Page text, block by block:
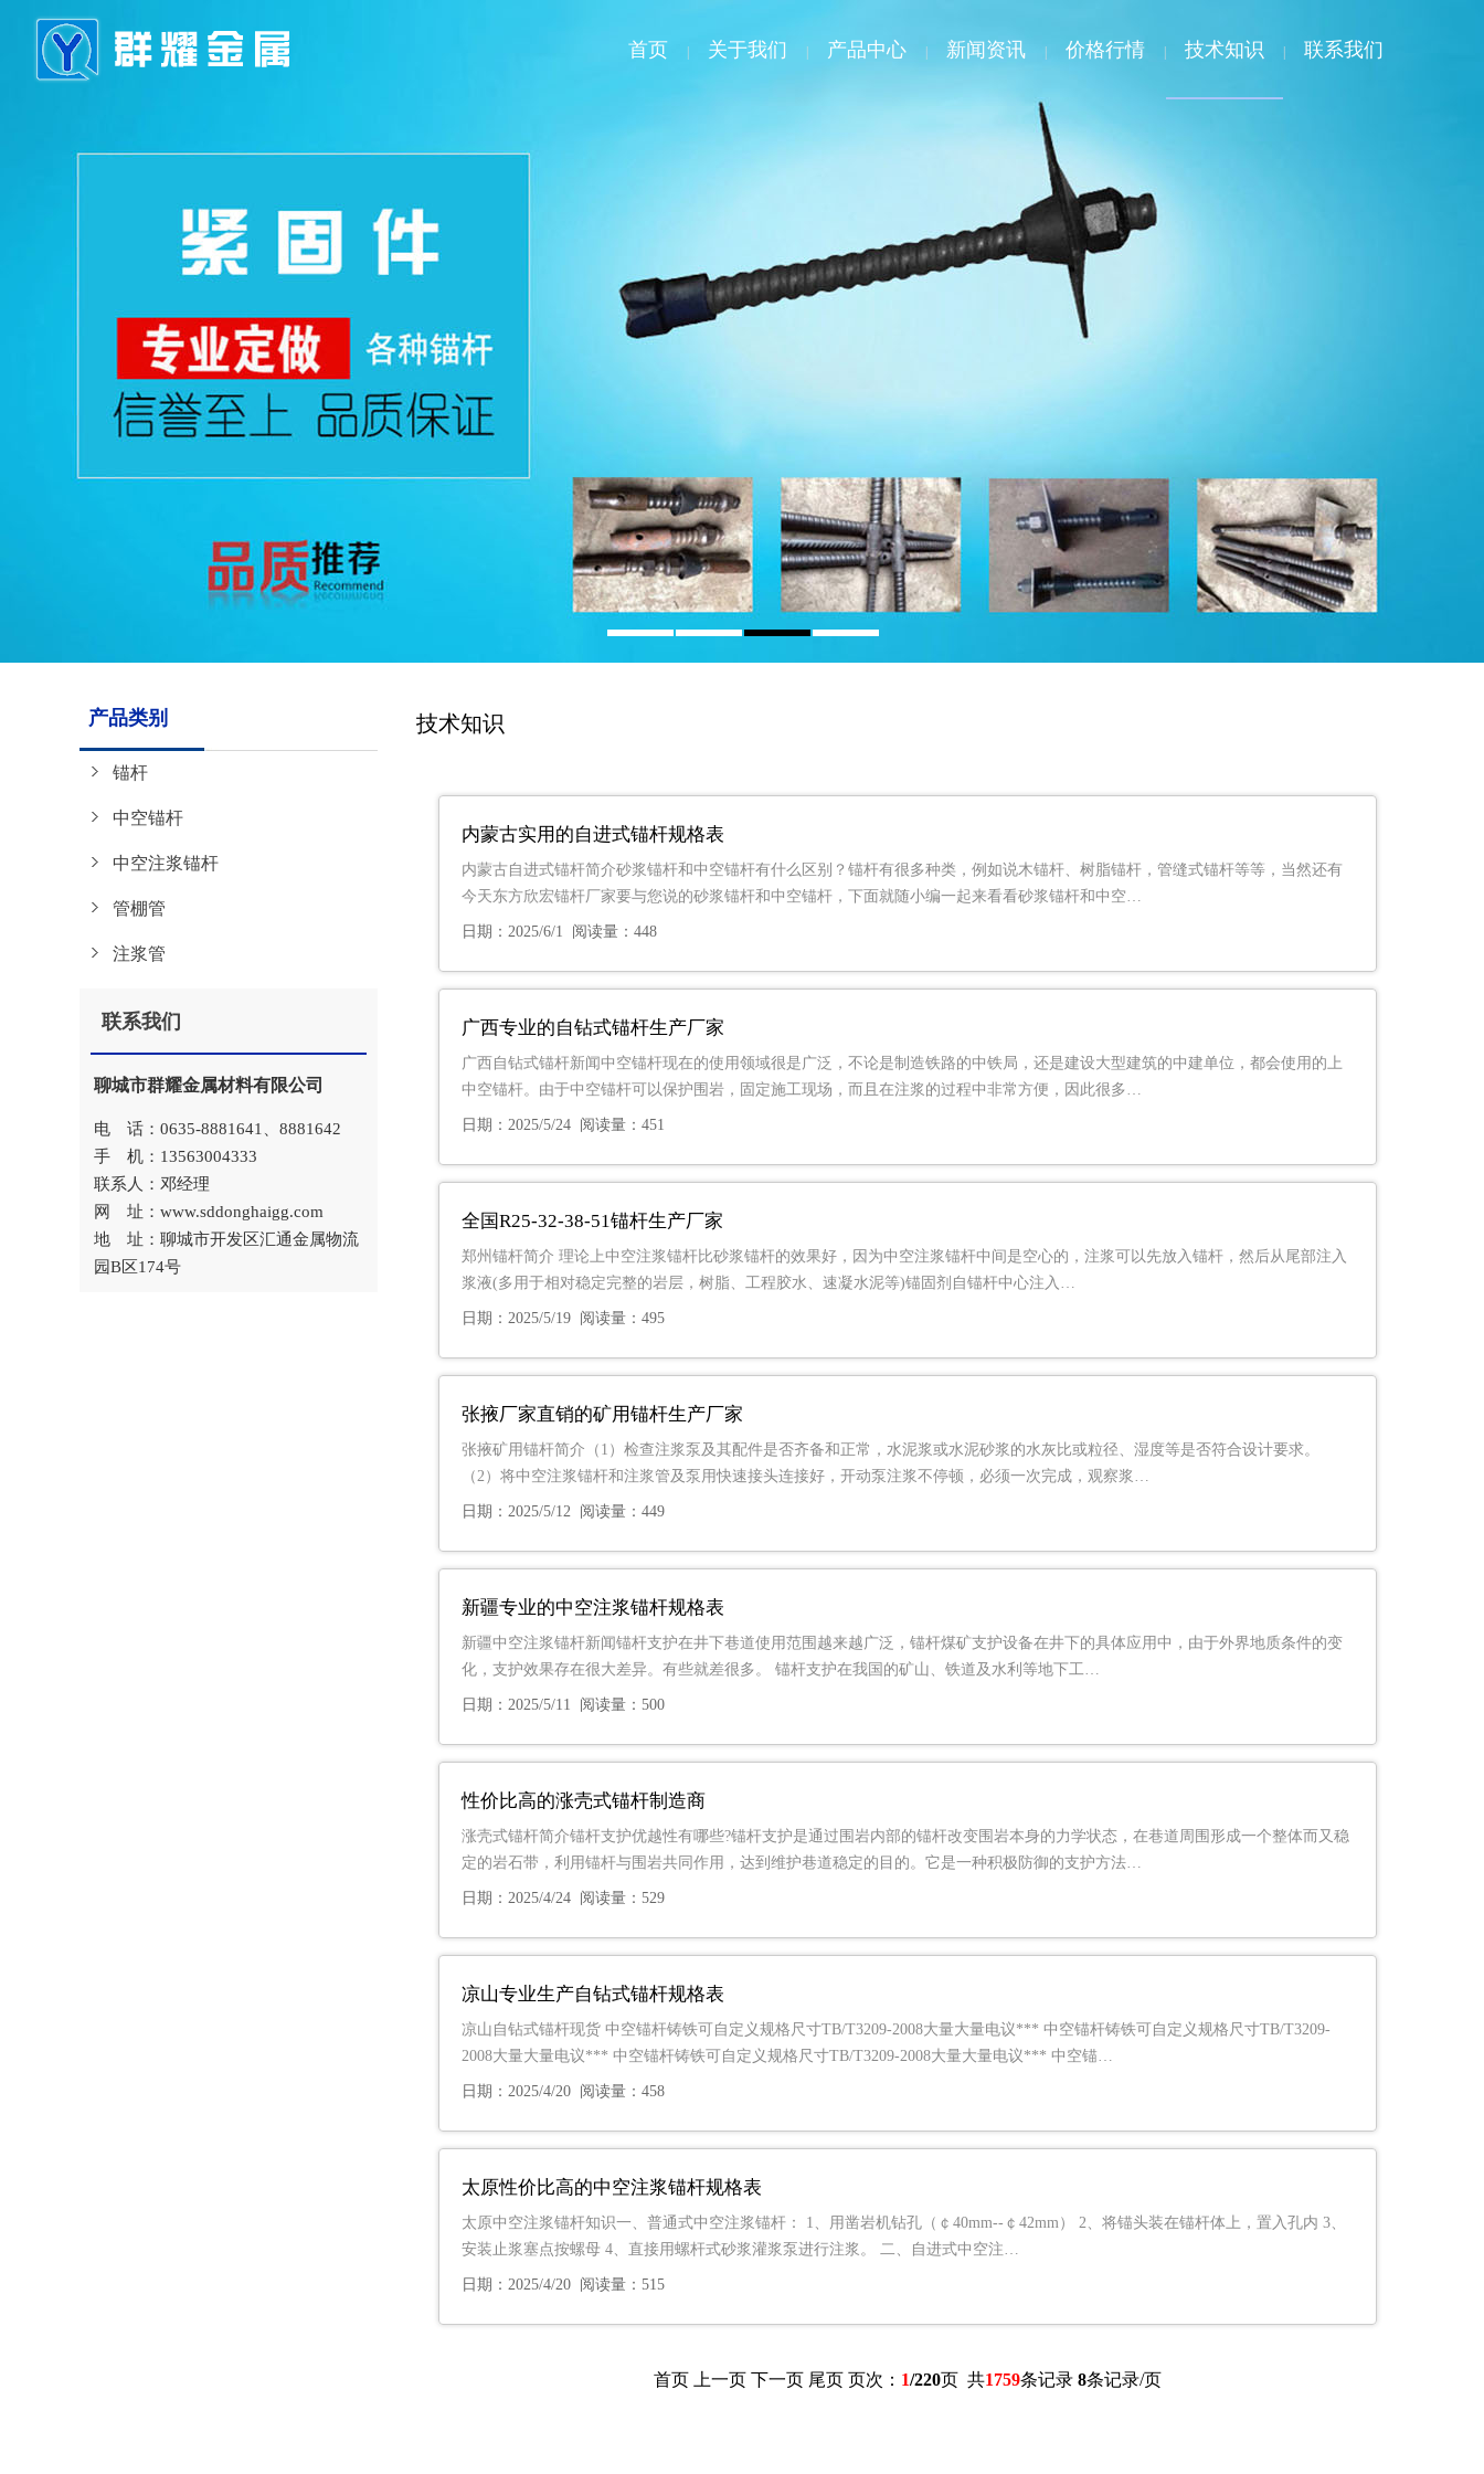
首页 关于我们 产品中心 新闻资讯 价格行情 技术知识 联系我们
产品类别
锚杆
中空锚杆
中空注浆锚杆
管棚管
注浆管
联系我们
聊城市群耀金属材料有限公司
电 话：0635-8881641、8881642
手 机：13563004333
联系人：邓经理
网 址：www.sddonghaigg.com
地 址：聊城市开发区汇通金属物流
园B区174号
技术知识
内蒙古实用的自进式锚杆规格表
内蒙古自进式锚杆简介砂浆锚杆和中空锚杆有什么区别？锚杆有很多种类，例如说木锚杆、树脂锚杆，管缝式锚杆等等，当然还有
今天东方欣宏锚杆厂家要与您说的砂浆锚杆和中空锚杆，下面就随小编一起来看看砂浆锚杆和中空…
日期：2025/6/1 阅读量：448
广西专业的自钻式锚杆生产厂家
广西自钻式锚杆新闻中空锚杆现在的使用领域很是广泛，不论是制造铁路的中铁局，还是建设大型建筑的中建单位，都会使用的上
中空锚杆。由于中空锚杆可以保护围岩，固定施工现场，而且在注浆的过程中非常方便，因此很多…
日期：2025/5/24 阅读量：451
全国R25-32-38-51锚杆生产厂家
郑州锚杆简介 理论上中空注浆锚杆比砂浆锚杆的效果好，因为中空注浆锚杆中间是空心的，注浆可以先放入锚杆，然后从尾部注入
浆液(多用于相对稳定完整的岩层，树脂、工程胶水、速凝水泥等)锚固剂自锚杆中心注入…
日期：2025/5/19 阅读量：495
张掖厂家直销的矿用锚杆生产厂家
张掖矿用锚杆简介（1）检查注浆泵及其配件是否齐备和正常，水泥浆或水泥砂浆的水灰比或粒径、湿度等是否符合设计要求。
（2）将中空注浆锚杆和注浆管及泵用快速接头连接好，开动泵注浆不停顿，必须一次完成，观察浆…
日期：2025/5/12 阅读量：449
新疆专业的中空注浆锚杆规格表
新疆中空注浆锚杆新闻锚杆支护在井下巷道使用范围越来越广泛，锚杆煤矿支护设备在井下的具体应用中，由于外界地质条件的变
化，支护效果存在很大差异。有些就差很多。 锚杆支护在我国的矿山、铁道及水利等地下工…
日期：2025/5/11 阅读量：500
性价比高的涨壳式锚杆制造商
涨壳式锚杆简介锚杆支护优越性有哪些?锚杆支护是通过围岩内部的锚杆改变围岩本身的力学状态，在巷道周围形成一个整体而又稳
定的岩石带，利用锚杆与围岩共同作用，达到维护巷道稳定的目的。它是一种积极防御的支护方法…
日期：2025/4/24 阅读量：529
凉山专业生产自钻式锚杆规格表
凉山自钻式锚杆现货 中空锚杆铸铁可自定义规格尺寸TB/T3209-2008大量大量电议*** 中空锚杆铸铁可自定义规格尺寸TB/T3209-
2008大量大量电议*** 中空锚杆铸铁可自定义规格尺寸TB/T3209-2008大量大量电议*** 中空锚…
日期：2025/4/20 阅读量：458
太原性价比高的中空注浆锚杆规格表
太原中空注浆锚杆知识一、普通式中空注浆锚杆： 1、用凿岩机钻孔（￠40mm--￠42mm） 2、将锚头装在锚杆体上，置入孔内 3、
安装止浆塞点按螺母 4、直接用螺杆式砂浆灌浆泵进行注浆。 二、自进式中空注…
日期：2025/4/20 阅读量：515
首页 上一页 下一页 尾页 页次： 1/220页 共1759条记录 8条记录/页